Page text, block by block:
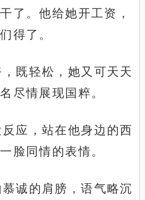
了。他给她开工资，
得了。
既轻松，她又可天天
尽情展现国粹。
应，站在他身边的西
脸同情的表情。
诚的肩膀，语气略沉